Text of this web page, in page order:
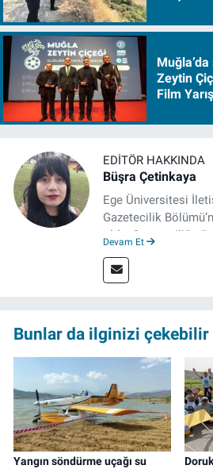
Zeytin
Film
EDITÖR HAKKINDA
Büşra Çetinkaya
Ege Üniversitesi
Gazetecilik
oldu. Gazeteciliğe
Meslek hayatına
gazeteci, halen
Devam Et
Bunlar da ilginizi çekebilir
Yangın söndürme uçağı su